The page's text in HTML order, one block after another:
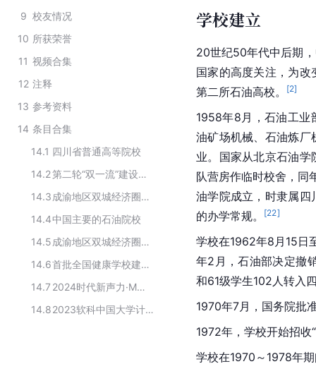
9 校友情况
10 所获荣誉
11 视频合集
12 注释
13 参考资料
14 条目合集
14.1 四川省普通高等院校
14.2
第二轮“双一流”建设高校名单
14.3
成渝地区双城经济圈高校艺术联盟
14.4中国主要的石油院校
14.5
成渝地区双城经济圈高校联盟
14.6
首批全国健康学校建设单位名单（四川省）
14.7
2024时代新声力·M计划配音大赛总决赛举办方
14.8
2023软科中国大学计算机科学与技术专业排名
学校建立
20世纪50年代中后期
国家的高度关注，为
第二所石油高校。
[2]
1958年8月，石油工
油矿场机械、石油炼厂
业。国家从北京石油学
队营房作临时校舍，同
油学院成立，时隶属四
的办学常规。
[22]
学校在1962年8月15日
年2月，石油部决定撤
和61级学生102人转入
1970年7月，国务院批
1972年，学校开始招收
学校在1970～1978年